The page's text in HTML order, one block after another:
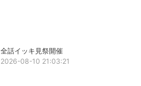
全話イッキ見祭開催
2026-08-10 21:03:21